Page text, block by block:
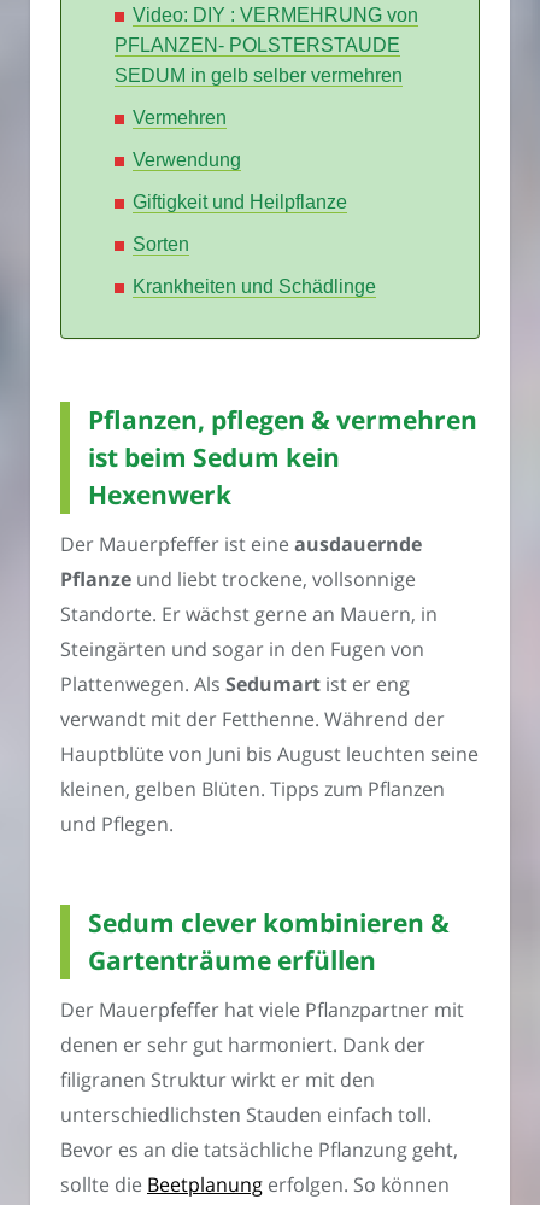
Video: DIY : VERMEHRUNG von
PFLANZEN- POLSTERSTAUDE
SEDUM in gelb selber vermehren
Vermehren
Verwendung
Giftigkeit und Heilpflanze
Sorten
Krankheiten und Schädlinge
Pflanzen, pflegen & vermehren
ist beim Sedum kein
Hexenwerk
Der Mauerpfeffer ist eine ausdauernde
Pflanze und liebt trockene, vollsonnige
Standorte. Er wächst gerne an Mauern, in
Steingärten und sogar in den Fugen von
Plattenwegen. Als Sedumart ist er eng
verwandt mit der Fetthenne. Während der
Hauptblüte von Juni bis August leuchten seine
kleinen, gelben Blüten. Tipps zum Pflanzen
und Pflegen.
Sedum clever kombinieren &
Gartenträume erfüllen
Der Mauerpfeffer hat viele Pflanzpartner mit
denen er sehr gut harmoniert. Dank der
filigranen Struktur wirkt er mit den
unterschiedlichsten Stauden einfach toll.
Bevor es an die tatsächliche Pflanzung geht,
sollte die Beetplanung erfolgen. So können